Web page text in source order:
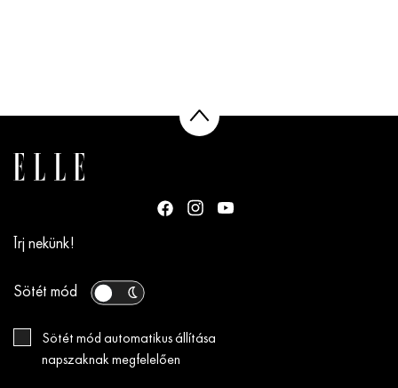
Írj nekünk!
Sötét mód
Sötét mód automatikus állítása
napszaknak megfelelően